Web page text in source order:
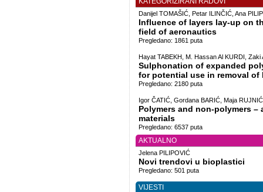
Danijel TOMAŠIĆ, Petar ILINČIĆ, Ana
Influence of layers lay-up on
field of aeronautics
Pregledano: 1861 puta
Hayat TABEKH, M. Hassan Al KURDI, Zaki
Sulphonation of expanded
for potential use in removal of
Pregledano: 2180 puta
Igor ČATIĆ, Gordana BARIĆ, Maja
Polymers and non-polymers
materials
Pregledano: 6537 puta
AKTUALNO
Jelena PILIPOVIĆ
Novi trendovi u bioplastici
Pregledano: 501 puta
VIJESTI